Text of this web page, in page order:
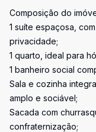
Composição do
1 suíte espaçosa,
privacidade;
1 quarto, ideal para
1 banheiro social
Sala e cozinha
amplo e sociável;
Sacada com
confraternização;